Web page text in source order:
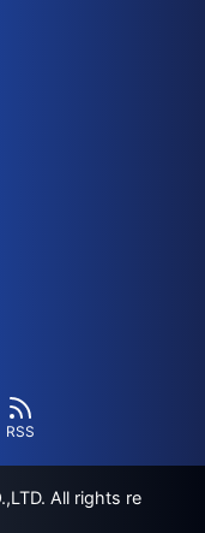
RSS
All rights re